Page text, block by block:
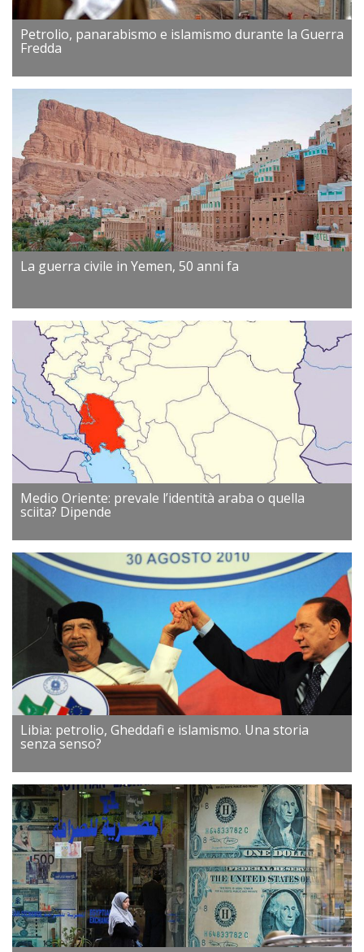
Petrolio, panarabismo e islamismo durante la Guerra
Fredda
La guerra civile in Yemen, 50 anni fa
Medio Oriente: prevale l’identità araba o quella
sciita? Dipende
Libia: petrolio, Gheddafi e islamismo. Una storia
senza senso?